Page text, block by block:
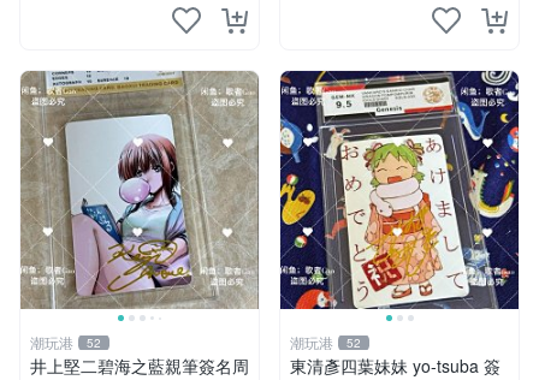
潮玩港 52
井上堅二碧海之藍親筆簽名周
潮玩港 52
東清彥四葉妹妹 yo-tsuba 簽